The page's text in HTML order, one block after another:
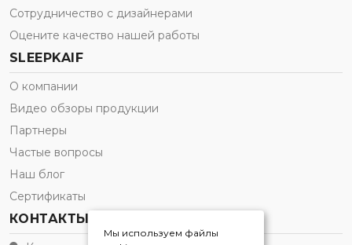
Мы используем файлы
Сотрудничество с дизайнерами
Оцените качество нашей работы
SLEEPKAIF
О компании
Видео обзоры продукции
Партнеры
Частые вопросы
Наш блог
Сертификаты
КОНТАКТЫ